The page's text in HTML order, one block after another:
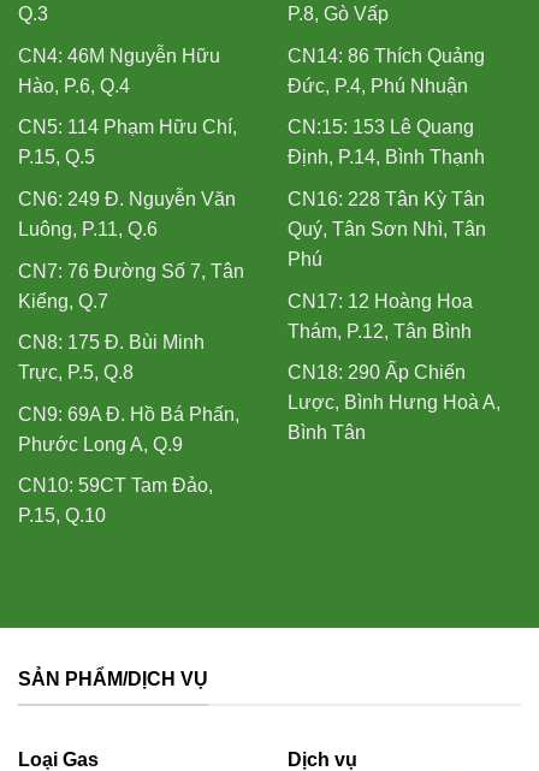
Q.3
CN4: 46M Nguyễn Hữu
Hào, P.6, Q.4
CN5: 114 Phạm Hữu Chí,
P.15, Q.5
CN6: 249 Đ. Nguyễn Văn
Luông, P.11, Q.6
CN7: 76 Đường Số 7, Tân
Kiểng, Q.7
CN8: 175 Đ. Bùi Minh
Trực, P.5, Q.8
CN9: 69A Đ. Hồ Bá Phấn,
Phước Long A, Q.9
CN10: 59CT Tam Đảo,
P.15, Q.10
P.8, Gò Vấp
CN14: 86 Thích Quảng
Đức, P.4, Phú Nhuận
CN:15: 153 Lê Quang
Định, P.14, Bình Thạnh
CN16: 228 Tân Kỳ Tân
Quý, Tân Sơn Nhì, Tân
Phú
CN17: 12 Hoàng Hoa
Thám, P.12, Tân Bình
CN18: 290 Ấp Chiến
Lược, Bình Hưng Hoà A,
Bình Tân
SẢN PHẨM/DỊCH VỤ
Loại Gas Dịch vụ